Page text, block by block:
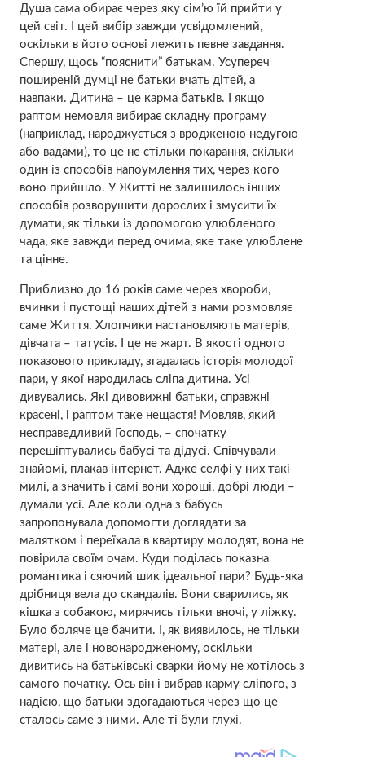
Душа сама обирає через яку сім’ю їй прийти у
цей світ. І цей вибір завжди усвідомлений,
оскільки в його основі лежить певне завдання.
Спершу, щось “пояснити” батькам. Усупереч
поширеній думці не батьки вчать дітей, а
навпаки. Дитина – це карма батьків. І якщо
раптом немовля вибирає складну програму
(наприклад, народжується з вродженою недугою
або вадами), то це не стільки покарання, скільки
один із способів напоумлення тих, через кого
воно прийшло. У Житті не залишилось інших
способів розворушити дорослих і змусити їх
думати, як тільки із допомогою улюбленого
чада, яке завжди перед очима, яке таке улюблене
та цінне.
Приблизно до 16 років саме через хвороби,
вчинки і пустощі наших дітей з нами розмовляє
саме Життя. Хлопчики настановляють матерів,
дівчата – татусів. І це не жарт. В якості одного
показового прикладу, згадалась історія молодої
пари, у якої народилась сліпа дитина. Усі
дивувались. Які дивовижні батьки, справжні
красені, і раптом таке нещастя! Мовляв, який
несправедливий Господь, – спочатку
перешіптувались бабусі та дідусі. Співчували
знайомі, плакав інтернет. Адже селфі у них такі
милі, а значить і самі вони хороші, добрі люди –
думали усі. Але коли одна з бабусь
запропонувала допомогти доглядати за
малятком і переїхала в квартиру молодят, вона не
повірила своїм очам. Куди поділась показна
романтика і сяючий шик ідеальної пари? Будь-яка
дрібниця вела до скандалів. Вони сварились, як
кішка з собакою, мирячись тільки вночі, у ліжку.
Було боляче це бачити. І, як виявилось, не тільки
матері, але і новонародженому, оскільки
дивитись на батьківські сварки йому не хотілось з
самого початку. Ось він і вибрав карму сліпого, з
надією, що батьки здогадаються через що це
сталось саме з ними. Але ті були глухі.